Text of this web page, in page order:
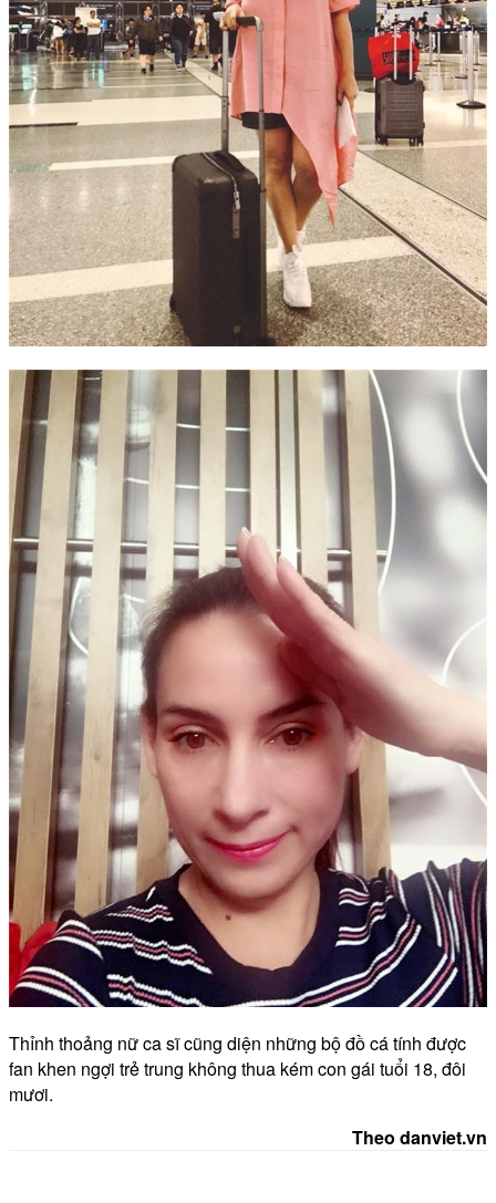
Thỉnh thoảng nữ ca sĩ cũng diện những bộ đồ cá tính được
fan khen ngợi trẻ trung không thua kém con gái tuổi 18, đôi
mươi.
Theo danviet.vn